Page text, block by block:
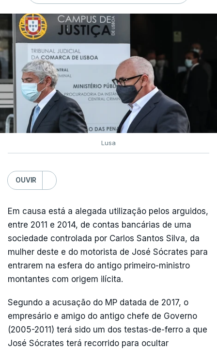
Lusa
OUVIR
Em causa está a alegada utilização pelos arguidos,
entre 2011 e 2014, de contas bancárias de uma
sociedade controlada por Carlos Santos Silva, da
mulher deste e do motorista de José Sócrates para
entrarem na esfera do antigo primeiro-ministro
montantes com origem ilícita.
Segundo a acusação do MP datada de 2017, o
empresário e amigo do antigo chefe de Governo
(2005-2011) terá sido um dos testas-de-ferro a que
José Sócrates terá recorrido para ocultar